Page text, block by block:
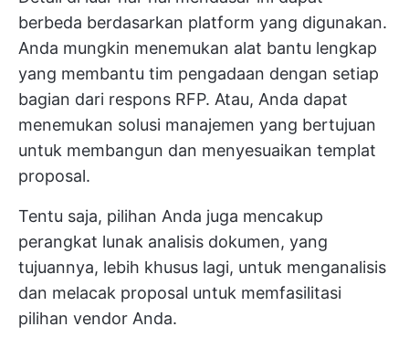
berbeda berdasarkan platform yang digunakan.
Anda mungkin menemukan alat bantu lengkap
yang membantu tim pengadaan dengan setiap
bagian dari respons RFP. Atau, Anda dapat
menemukan solusi manajemen yang bertujuan
untuk membangun dan menyesuaikan templat
proposal.
Tentu saja, pilihan Anda juga mencakup
perangkat lunak analisis dokumen, yang
tujuannya, lebih khusus lagi, untuk menganalisis
dan melacak proposal untuk memfasilitasi
pilihan vendor Anda.